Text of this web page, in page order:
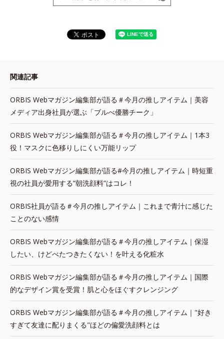
関連記事
ORBIS Webマガジン編集部が語る＃今月の推しアイテム｜美容
メディア出身社員が選ぶ「ブルべ優勝チーク」
ORBIS Webマガジン編集部が語る＃今月の推しアイテム｜1本3
役！マスクに色移りしにくい万能リップ
ORBIS Webマガジン編集部が語る#今月の推しアイテム｜時短重
視の社員が愛用する“朝洗顔料”はコレ！
ORBIS社員が語る＃今月の推しアイテム｜これまで青汁に感じた
ことのない感情
ORBIS Webマガジン編集部が語る＃今月の推しアイテム｜保湿
したい、けどべたつきたくない！を叶える化粧水
ORBIS Webマガジン編集部が語る＃今月の推しアイテム｜国際
的なデザイン賞を受賞！肌と心をほぐすクレンジング
ORBIS Webマガジン編集部が語る＃今月の推しアイテム｜"好き
すぎて友達に配りまくる"ほどの偏愛洗顔料とは